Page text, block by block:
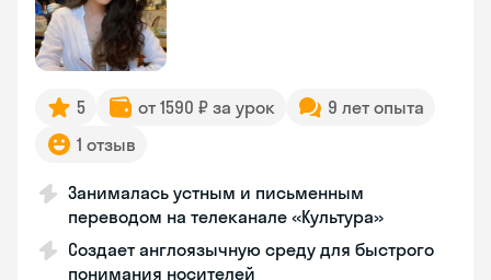
5 от 1590 ₽ за урок
9 лет опыта
1 отзыв
Занималась устным и письменным
переводом на телеканале «Культура»
Создает англоязычную среду для быстрого
понимания носителей